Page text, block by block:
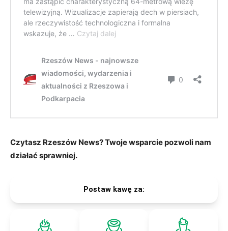
Czytasz Rzeszów News? Twoje wsparcie pozwoli nam
działać sprawniej.
Postaw kawę za: